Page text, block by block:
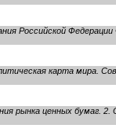
Российской
карта мира.
рынка ценных бумаг. 2.